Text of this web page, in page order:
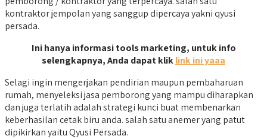
kontraktor jempolan yang sanggup dipercaya yakni qyusi
persada.
Ini hanya informasi tools marketing, untuk info
selengkapnya, Anda dapat kliklink ini yaaa
Selagi ingin mengerjakan pendirian maupun pembaharuan
rumah, menyeleksi jasa pemborong yang mampu diharapkan
dan juga terlatih adalah strategi kunci buat membenarkan
keberhasilan cetak biru anda. salah satu anemer yang patut
dipikirkan yaitu Qyusi Persada.